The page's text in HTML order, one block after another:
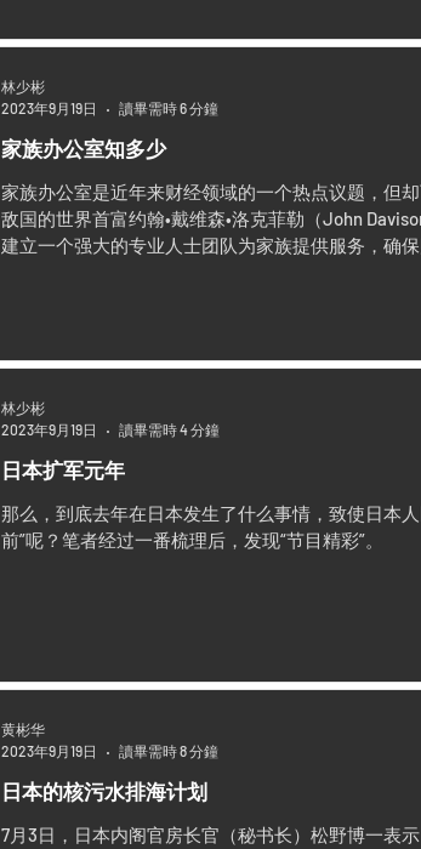
家族办公室知多少
家族办公室是近年来财经领域的一个热点议题，但
敌国的世界首富约翰•戴维森•洛克菲勒（John
建立一个强大的专业人士团队为家族提供服务，确
林少彬
2023年9月19日
讀畢需時 6 分鐘
日本扩军元年
那么，到底去年在日本发生了什么事情，致使日本
前”呢？笔者经过一番梳理后，发现“节目精彩”。
林少彬
2023年9月19日
讀畢需時 4 分鐘
日本的核污水排海计划
7月3日，日本内阁官房长官（秘书长）松野博一表
黄彬华
2023年9月19日
讀畢需時 8 分鐘